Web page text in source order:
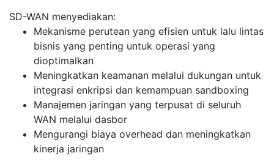
SD-WAN menyediakan:
Mekanisme perutean yang efisien untuk lalu lintas
bisnis yang penting untuk operasi yang
dioptimalkan
Meningkatkan keamanan melalui dukungan untuk
integrasi enkripsi dan kemampuan sandboxing
Manajemen jaringan yang terpusat di seluruh
WAN melalui dasbor
Mengurangi biaya overhead dan meningkatkan
kinerja jaringan